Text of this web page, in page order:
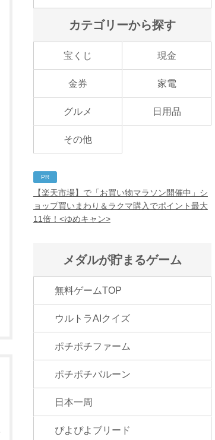
カテゴリーから探す
宝くじ 現金
金券 家電
グルメ 日用品
その他
PR
【楽天市場】で「お買い物マラソン開催中」シ
ョップ買いまわり＆ラクマ購入でポイント最大
11倍！<ゆめキャン>
メダルが貯まるゲーム
無料ゲームTOP
ウルトラAIクイズ
ポチポチファーム
ポチポチバルーン
日本一周
ぴよぴよブリード